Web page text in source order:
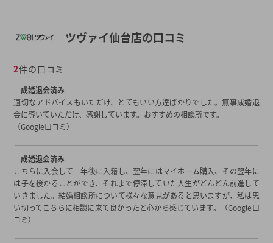
ツヴァイ仙台店の口コミ
2件の口コミ
成婚退会済み
適切なアドバイスもいただけ、とてもいい方達ばかりでした。無事成婚退
会に導いていただけ、感謝しています。おすすめの相談所です。
（Google口コミ）
成婚退会済み
こちらに入会して一年後に入籍し、翌年にはマイホーム購入、その翌年に
は子を授かることができ、それまで停滞していた人生がどんどん前進して
いきました。結婚相談所について様々な意見があると思いますが、私は思
い切ってこちらに相談に来て良かったと心から感じています。（Google口
コミ）